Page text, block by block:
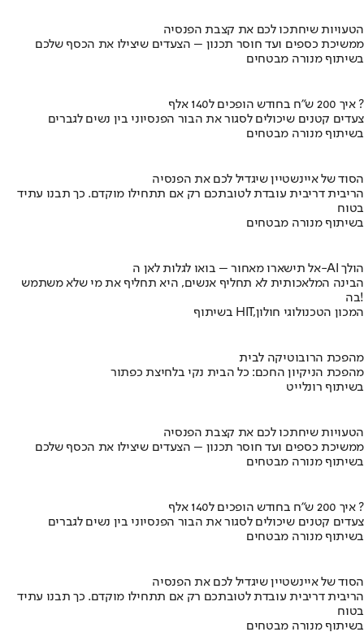
הטעויות שיחתכו לכם את קצבת הפנסיה
ממשיכת כספים ועד חוסר תכנון – הצעדים שיצילו את הכסף שלכם
בשיתוף מנורה מבטחים
איך 200 ש"ח בחודש הופכים ל140 אלף ?
צעדים קטנים שיכולים לסגור את הבור הפנסיוני בין נשים לגברים
בשיתוף מנורה מבטחים
הסוד של איינשטיין שיגדיל לכם את הפנסיה
הריבית דריבית עובדת לטובתכם רק אם תתחילו מוקדם. כך תבנו עתיד
בטוח
בשיתוף מנורה מבטחים
אל תישארו מאחור – בואו לגלות לאן ה-AI הולך
הבינה המלאכותית לא תחליף אנשים, היא תחליף את מי שלא משתמש
בה!
בשיתוף HIT,המכון הטכנולוגי חולון
מהפכת הרובוטיקה לבית
מהפכת הניקיון החכם: כל הבית נקי בלחיצת כפתור
בשיתוף רונלייט
הטעויות שיחתכו לכם את קצבת הפנסיה
ממשיכת כספים ועד חוסר תכנון – הצעדים שיצילו את הכסף שלכם
בשיתוף מנורה מבטחים
איך 200 ש"ח בחודש הופכים ל140 אלף ?
צעדים קטנים שיכולים לסגור את הבור הפנסיוני בין נשים לגברים
בשיתוף מנורה מבטחים
הסוד של איינשטיין שיגדיל לכם את הפנסיה
הריבית דריבית עובדת לטובתכם רק אם תתחילו מוקדם. כך תבנו עתיד
בטוח
בשיתוף מנורה מבטחים